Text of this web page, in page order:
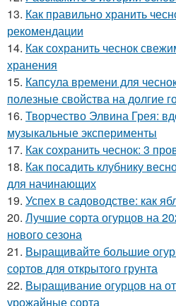
13. Как правильно хранить
рекомендации
14. Как сохранить чеснок
хранения
15. Капсула времени для
полезные свойства на долгие
16. Творчество Элвина Грея:
музыкальные эксперименты
17. Как сохранить чеснок: 3
18. Как посадить клубнику
для начинающих
19. Успех в садоводстве: как
20. Лучшие сорта огурцов на
нового сезона
21. Выращивайте большие
сортов для открытого грунта
22. Выращивание огурцов на
урожайные сорта